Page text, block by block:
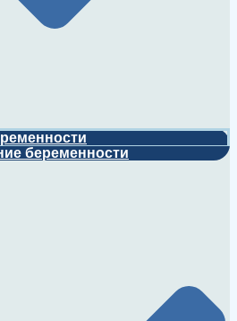
беременности